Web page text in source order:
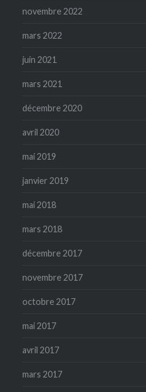
novembre 2022
mars 2022
juin 2021
mars 2021
décembre 2020
avril 2020
mai 2019
janvier 2019
mai 2018
mars 2018
décembre 2017
novembre 2017
octobre 2017
mai 2017
avril 2017
mars 2017